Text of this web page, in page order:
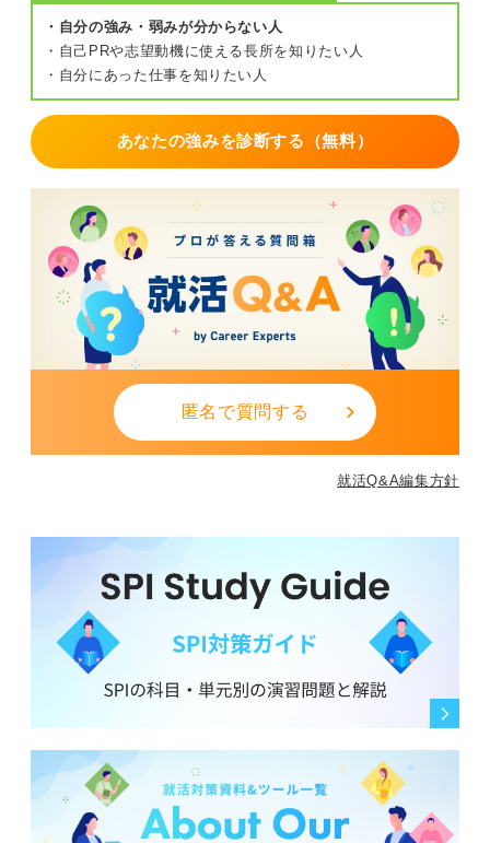
・自分の強み・弱みが分からない人
・自己PRや志望動機に使える長所を知りたい人
・自分にあった仕事を知りたい人
あなたの強みを診断する（無料）
匿名で質問する
就活Q&A編集方針